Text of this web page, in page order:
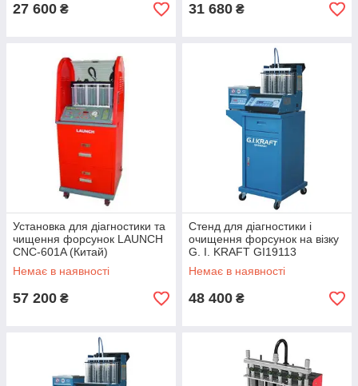
27 600 ₴ 31 680 ₴
Установка для діагностики та
чищення форсунок LAUNCH
CNC-601A (Китай)
Немає в наявності
57 200 ₴
Стенд для діагностики і
очищення форсунок на візку
G. I. KRAFT GI19113
(Німеччина)
Немає в наявності
48 400 ₴